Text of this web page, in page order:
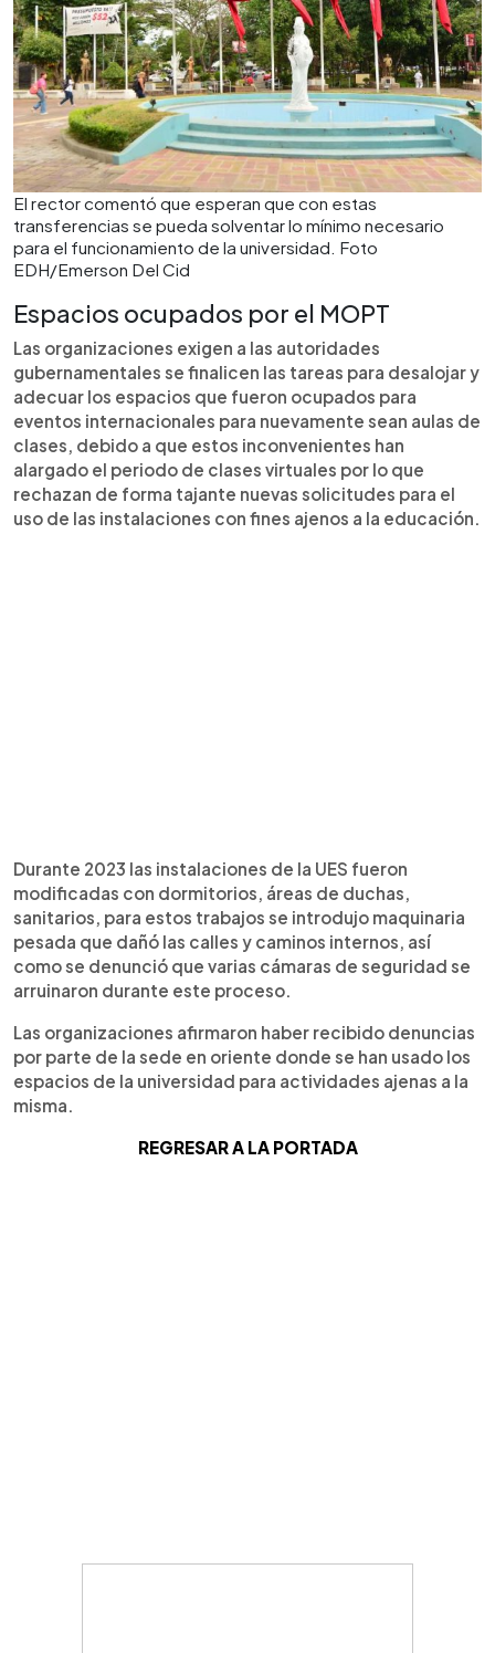
El rector comentó que esperan que con estas
transferencias se pueda solventar lo mínimo necesario
para el funcionamiento de la universidad. Foto
EDH/Emerson Del Cid
Espacios ocupados por el MOPT
Las organizaciones exigen a las autoridades
gubernamentales se finalicen las tareas para desalojar y
adecuar los espacios que fueron ocupados para
eventos internacionales para nuevamente sean aulas de
clases, debido a que estos inconvenientes han
alargado el periodo de clases virtuales por lo que
rechazan de forma tajante nuevas solicitudes para el
uso de las instalaciones con fines ajenos a la educación.
Durante 2023 las instalaciones de la UES fueron
modificadas con dormitorios, áreas de duchas,
sanitarios, para estos trabajos se introdujo maquinaria
pesada que dañó las calles y caminos internos, así
como se denunció que varias cámaras de seguridad se
arruinaron durante este proceso.
Las organizaciones afirmaron haber recibido denuncias
por parte de la sede en oriente donde se han usado los
espacios de la universidad para actividades ajenas a la
misma.
REGRESAR A LA PORTADA